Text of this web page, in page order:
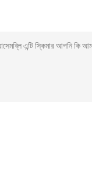
এন্টি স্কিমার আপনি কি